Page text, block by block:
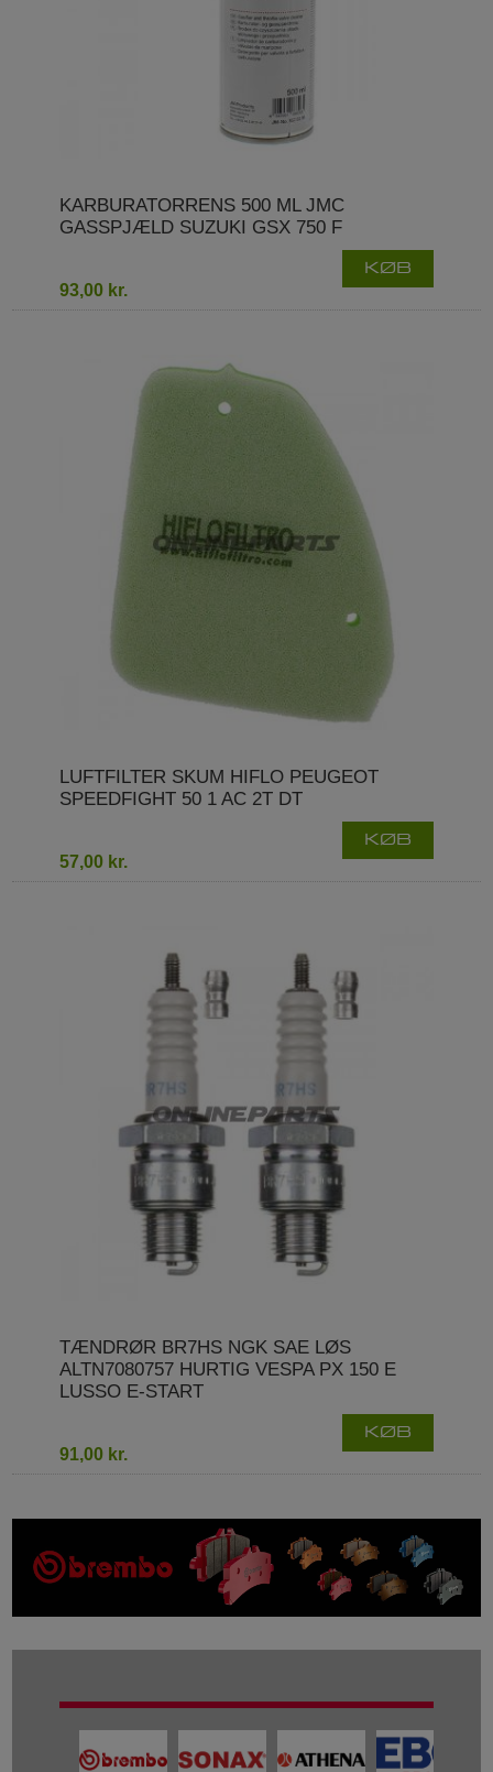
KARBURATORRENS 500 ML JMC
GASSPJÆLD SUZUKI GSX 750 F
93,00 kr.
KØB
LUFTFILTER SKUM HIFLO PEUGEOT
SPEEDFIGHT 50 1 AC 2T DT
57,00 kr.
KØB
TÆNDRØR BR7HS NGK SAE LØS
ALTN7080757 HURTIG VESPA PX 150 E
LUSSO E-START
91,00 kr.
KØB